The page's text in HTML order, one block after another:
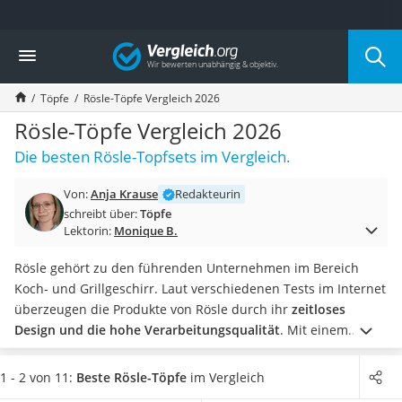
Die beliebtesten Vergleiche nach Kategorie
Haushalt
Wassersprudler
Zentralstaubsauger
Brotbackautomat
Wischroboter
Wäschespinne
Spülmaschinentabs
Akku-Staubsauger
AEG-Waschmaschine
Saug-Wisch-Roboter
Handstaubsauger
Milchaufschäumer
Kondenstrockner
Reiskocher
Vergleich
Töpfe Rösle-Töpfe Vergleich 2026
Rösle-Töpfe Vergleich 2026
Die besten Rösle-Topfsets im Vergleich.
Von:Anja Krause
Redakteurin
schreibt über:Töpfe
Lektorin: Monique B.
Rösle gehört zu den führenden Unternehmen im Bereich
Koch- und Grillgeschirr. Laut verschiedenen Tests im Internet
überzeugen die Produkte von Rösle durch ihr zeitloses
Design und die hohe Verarbeitungsqualität. Mit einem
Rösle-Topfset erhalten Sie also einehochwertige
Grundausstattung an Kochtöpfenund Pfannen
1 - 2 von 11: Beste Rösle-Töpfe im Vergleich